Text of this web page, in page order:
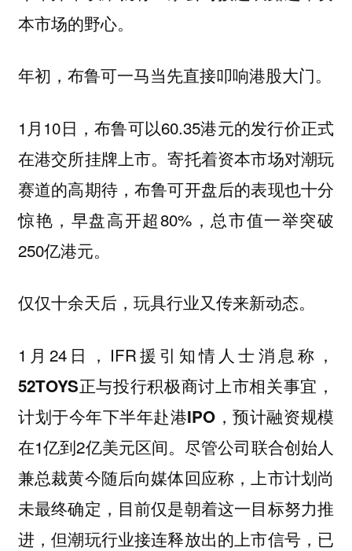
本市场的野心。
年初， 布鲁可一马当先直接叩响港股大门。
1月10日，布鲁可以60.35港元的发行价正式
在港交所挂牌上市。寄托着资本市场对潮玩
赛道的高期待，布鲁可开盘后的表现也十分
惊艳，早盘高开超80%，总市值一举突破
250亿港元。
仅仅十余天后，玩具行业又传来新动态。
1月24日，IFR援引知情人士消息称，
52TOYS正与投行积极商讨上市相关事宜，
计划于今年下半年赴港IPO ，预计融资规模
在1亿到2亿美元区间。尽管公司联合创始人
兼总裁黄今随后向媒体回应称，上市计划尚
未最终确定，目前仅是朝着这一目标努力推
进，但潮玩行业接连释放出的上市信号，已